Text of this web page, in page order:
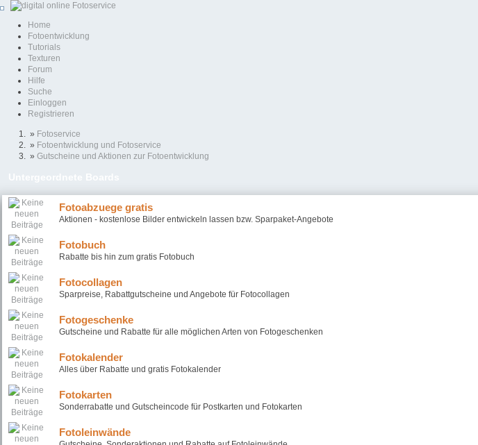
Home
Fotoentwicklung
Tutorials
Texturen
Forum
Hilfe
Suche
Einloggen
Registrieren
» Fotoservice
» Fotoentwicklung und Fotoservice
» Gutscheine und Aktionen zur Fotoentwicklung
Fotoabzuege gratis
Aktionen - kostenlose Bilder entwickeln lassen bzw. Sparpaket-Angebote
Fotobuch
Rabatte bis hin zum gratis Fotobuch
Fotocollagen
Sparpreise, Rabattgutscheine und Angebote für Fotocollagen
Fotogeschenke
Gutscheine und Rabatte für alle möglichen Arten von Fotogeschenken
Fotokalender
Alles über Rabatte und gratis Fotokalender
Fotokarten
Sonderrabatte und Gutscheincode für Postkarten und Fotokarten
Fotoleinwände